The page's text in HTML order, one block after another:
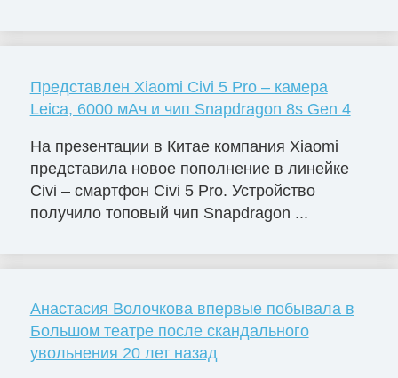
Представлен Xiaomi Civi 5 Pro – камера
Leica, 6000 мАч и чип Snapdragon 8s Gen 4
На презентации в Китае компания Xiaomi
представила новое пополнение в линейке
Civi – смартфон Civi 5 Pro. Устройство
получило топовый чип Snapdragon ...
Анастасия Волочкова впервые побывала в
Большом театре после скандального
увольнения 20 лет назад